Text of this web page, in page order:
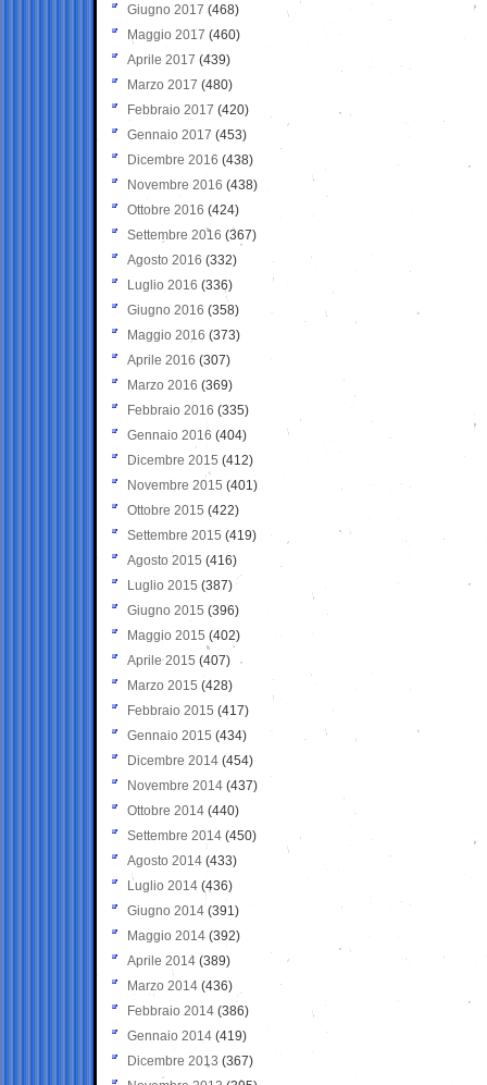
Giugno 2017 (468)
Maggio 2017 (460)
Aprile 2017 (439)
Marzo 2017 (480)
Febbraio 2017 (420)
Gennaio 2017 (453)
Dicembre 2016 (438)
Novembre 2016 (438)
Ottobre 2016 (424)
Settembre 2016 (367)
Agosto 2016 (332)
Luglio 2016 (336)
Giugno 2016 (358)
Maggio 2016 (373)
Aprile 2016 (307)
Marzo 2016 (369)
Febbraio 2016 (335)
Gennaio 2016 (404)
Dicembre 2015 (412)
Novembre 2015 (401)
Ottobre 2015 (422)
Settembre 2015 (419)
Agosto 2015 (416)
Luglio 2015 (387)
Giugno 2015 (396)
Maggio 2015 (402)
Aprile 2015 (407)
Marzo 2015 (428)
Febbraio 2015 (417)
Gennaio 2015 (434)
Dicembre 2014 (454)
Novembre 2014 (437)
Ottobre 2014 (440)
Settembre 2014 (450)
Agosto 2014 (433)
Luglio 2014 (436)
Giugno 2014 (391)
Maggio 2014 (392)
Aprile 2014 (389)
Marzo 2014 (436)
Febbraio 2014 (386)
Gennaio 2014 (419)
Dicembre 2013 (367)